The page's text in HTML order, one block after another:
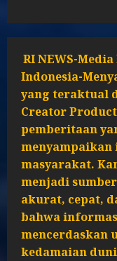
RI NEWS-
Indonesia-
yang teraktual
Creator
pemberitaan
masyarakat.
menjadi
akurat, cepat,
bahwa
mencerdaskan
kedamaian